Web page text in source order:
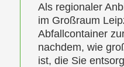
Als regionaler
im Großraum
Abfallcontainer
nachdem, wie
ist, die Sie